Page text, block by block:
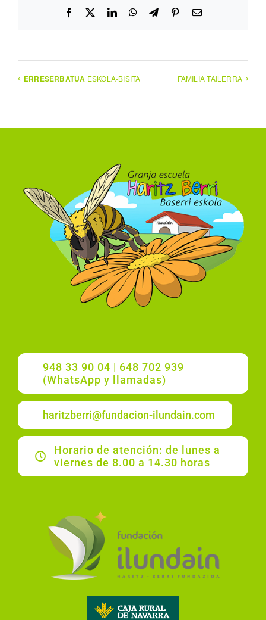
Facebook LinkedInWhatsApp
TelegramPinterestEmail
ERRESERBATUA ESKOLA-BISITA FAMILIA TAILERRA
948 33 90 04 | 648 702 939
(WhatsApp y llamadas)
haritzberri@fundacion-ilundain.com
Horario de atención: de lunes a
viernes de 8.00 a 14.30 horas